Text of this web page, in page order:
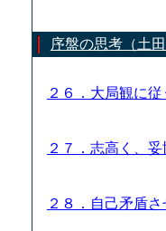
序盤の思考（土田
２６．大局観に
２７．志高く、
２８．自己矛盾